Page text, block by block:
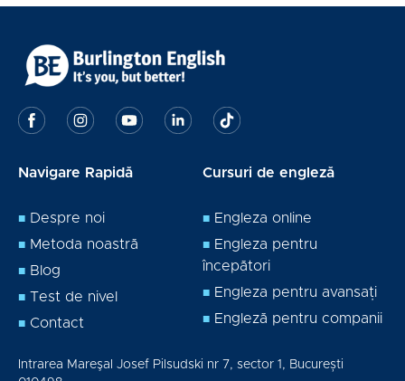
Navigare Rapidă
Despre noi
Metoda noastră
Blog
Test de nivel
Contact
Cursuri de engleză
Engleza online
Engleza pentru
începători
Engleza pentru avansați
Engleză pentru companii
Intrarea Mareşal Josef Pilsudski nr 7, sector 1, București